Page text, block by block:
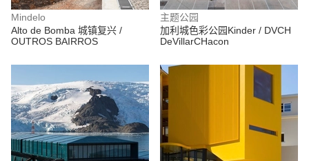
Mindelo
Alto de Bomba 城镇复兴 /
OUTROS BAIRROS
主题公园
加利城色彩公园Kinder / DVCH
DeVillarCHacon